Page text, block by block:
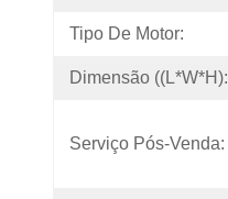
Tipo De Motor:
Dimensão ((L*W*H):
Serviço Pós-Venda: